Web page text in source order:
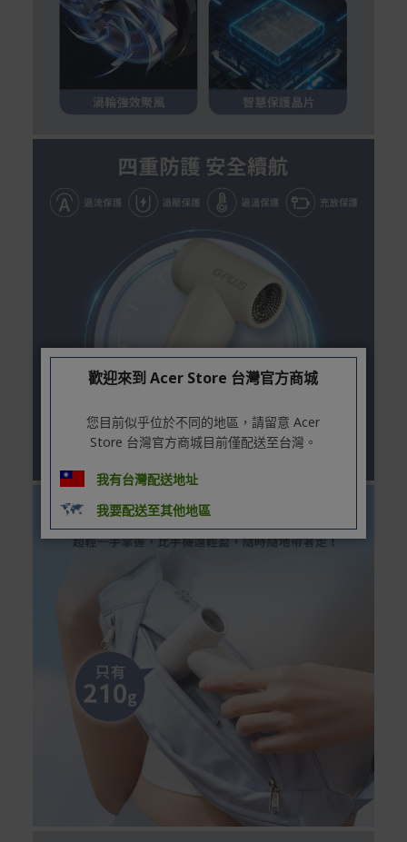
歡迎來到 Acer Store 台灣官方商城
您目前似乎位於不同的地區，請留意 Acer
Store 台灣官方商城目前僅配送至台灣。
我有台灣配送地址
我要配送至其他地區